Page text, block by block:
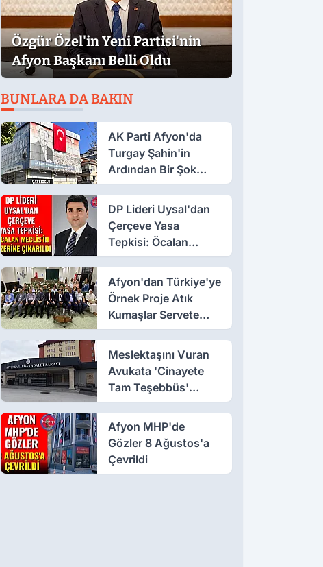
Özgür Özel'in Yeni Partisi'nin
Afyon Başkanı Belli Oldu
BUNLARA DA BAKIN
AK Parti Afyon'da
Turgay Şahin'in
Ardından Bir Şok
Daha!
DP Lideri Uysal'dan
Çerçeve Yasa
Tepkisi: Öcalan
Meclis'in Üzerine
Çıkarıldı
Afyon'dan Türkiye'ye
Örnek Proje Atık
Kumaşlar Servete
Dönüştü!
Meslektaşını Vuran
Avukata 'Cinayete
Tam Teşebbüs'
Suçlaması
Afyon MHP'de
Gözler 8 Ağustos'a
Çevrildi